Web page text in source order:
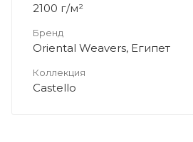
2100 г/м²
Бренд
Oriental Weavers, Египет
Коллекция
Castello